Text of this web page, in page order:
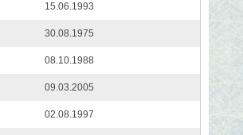
15.06.1993
30.08.1975
08.10.1988
09.03.2005
02.08.1997